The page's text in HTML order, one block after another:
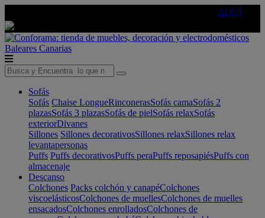
AQUÍ
Baleares Canarias
Sofás
Sofás Chaise LongueRinconerasSofás camaSofás 2
plazasSofás 3 plazasSofás de pielSofás relaxSofás
exteriorDivanes
Sillones Sillones decorativosSillones relaxSillones relax
levantapersonas
Puffs Puffs decorativosPuffs peraPuffs reposapiésPuffs con
almacenaje
Descanso
Colchones Packs colchón y canapéColchones
viscoelásticosColchones de muellesColchones de muelles
ensacadosColchones enrolladosColchones de